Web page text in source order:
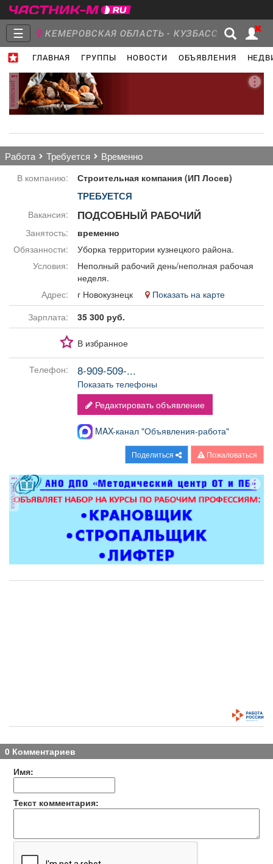
☰ КЕМЕРОВСКАЯ ОБЛАСТЬ - КУЗБАСС
ГЛАВНАЯ ГРУППЫ НОВОСТИ ОБЪЯВЛЕНИЯ
Главная
Группы Новости
Работа Транспорт Компании
Обучение
Поздравления
Я - пенсионер
реклама
работа требуется временно
В компанию: Строительная компания (ИП Лосев)
ТРЕБУЕТСЯ
Вакансия: ПОДСОБНЫЙ РАБОЧИЙ
Занятость:
временно
Обязанности:
Уборка территории кузнецкого района.
Условия:
Неполный рабочий день/неполная рабочая
неделя.
Адрес:
г Новокузнецк
Показать на карте
Зарплата:
35 300 руб.
В избранное
Телефон: 8-909-509-...
Показать телефоны
Редактировать объявление
MAX-канал "Объявления-работа"
Поделиться Пожаловаться
реклама
0 Комментариев
Имя:
Текст комментария: